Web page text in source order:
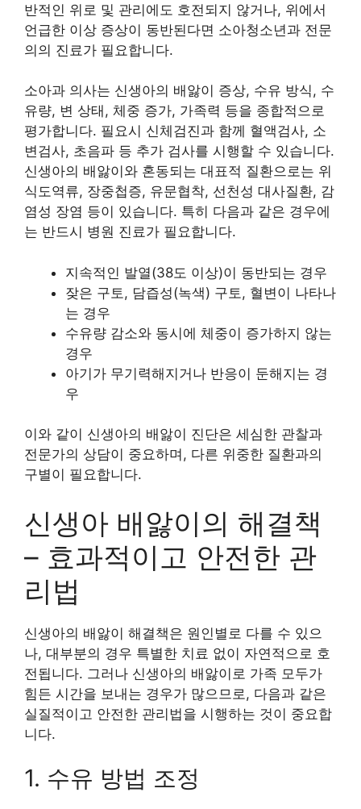
반적인 위로 및 관리에도 호전되지 않거나, 위에서
언급한 이상 증상이 동반된다면 소아청소년과 전문
의의 진료가 필요합니다.
소아과 의사는 신생아의 배앓이 증상, 수유 방식, 수
유량, 변 상태, 체중 증가, 가족력 등을 종합적으로
평가합니다. 필요시 신체검진과 함께 혈액검사, 소
변검사, 초음파 등 추가 검사를 시행할 수 있습니다.
신생아의 배앓이와 혼동되는 대표적 질환으로는 위
식도역류, 장중첩증, 유문협착, 선천성 대사질환, 감
염성 장염 등이 있습니다. 특히 다음과 같은 경우에
는 반드시 병원 진료가 필요합니다.
지속적인 발열(38도 이상)이 동반되는 경우
잦은 구토, 담즙성(녹색) 구토, 혈변이 나타나
는 경우
수유량 감소와 동시에 체중이 증가하지 않는
경우
아기가 무기력해지거나 반응이 둔해지는 경
우
이와 같이 신생아의 배앓이 진단은 세심한 관찰과
전문가의 상담이 중요하며, 다른 위중한 질환과의
구별이 필요합니다.
신생아 배앓이의 해결책
– 효과적이고 안전한 관
리법
신생아의 배앓이 해결책은 원인별로 다를 수 있으
나, 대부분의 경우 특별한 치료 없이 자연적으로 호
전됩니다. 그러나 신생아의 배앓이로 가족 모두가
힘든 시간을 보내는 경우가 많으므로, 다음과 같은
실질적이고 안전한 관리법을 시행하는 것이 중요합
니다.
1. 수유 방법 조정